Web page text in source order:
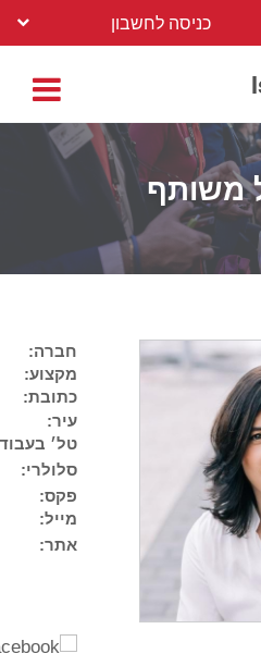
כניסה לחשבון
משותף
חברה:
מקצוע:
כתובת:
עיר:
טל׳
סלולרי:
פקס:
מייל:
אתר: